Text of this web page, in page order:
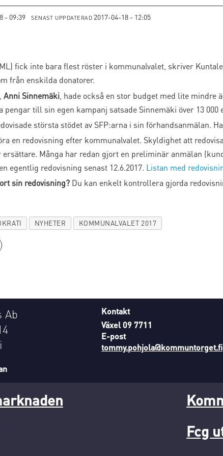
- 09:39 SENAST UPPDATERAD 2017-04-18 - 12:05
fick inte bara flest röster i kommunalvalet, skriver
från enskilda donatorer.
Anni Sinnemäki, hade också en stor budget med lite mindre
pengar till sin egen kampanj satsade Sinnemäki över 13 000
största stödet av SFP:arna i sin förhandsanmälan.
en redovisning efter kommunalvalet. Skyldighet att
Många har redan gjort en preliminär anmälan
egentlig redovisning senast 12.6.2017. Listan med
sin redovisning?Du kan enkelt kontrollera gjorda
NYHETER KOMMUNALVALET 2017
Ab
Kontakt
Växel 09 7711
E-post
tommy.pohjola@kommuntorget.fi
Fcg